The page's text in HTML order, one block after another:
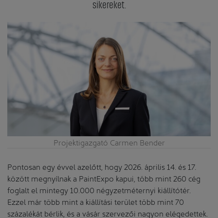
sikereket.
Projektigazgató Carmen Bender
Pontosan egy évvel azelőtt, hogy 2026. április 14. és 17.
között megnyílnak a PaintExpo kapui, több mint 260 cég
foglalt el mintegy 10.000 négyzetméternyi kiállítótér.
Ezzel már több mint a kiállítási terület több mint 70
százalékát bérlik, és a vásár szervezői nagyon elégedettek.